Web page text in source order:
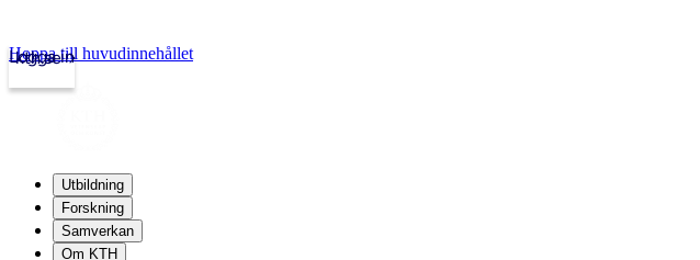
kth.se
Logga in
Hoppa till huvudinnehållet
Utbildning
Forskning
Samverkan
Om KTH